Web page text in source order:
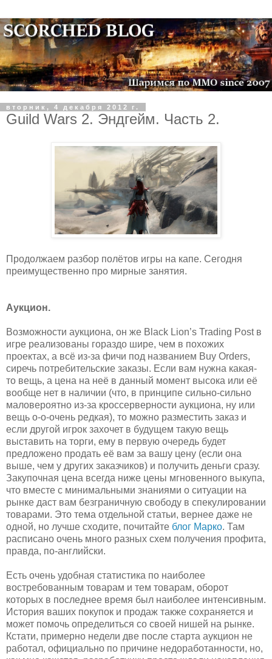
вторник, 4 декабря 2012 г.
Guild Wars 2. Эндгейм. Часть 2.
Продолжаем разбор полётов игры на капе. Сегодня
преимущественно про мирные занятия.
Аукцион.
Возможности аукциона, он же Black Lion’s Trading Post в
игре реализованы гораздо шире, чем в похожих
проектах, а всё из-за фичи под названием Buy Orders,
сиречь потребительские заказы. Если вам нужна какая-
то вещь, а цена на неё в данный момент высока или её
вообще нет в наличии (что, в принципе сильно-сильно
маловероятно из-за кроссерверности аукциона, ну или
вещь о-о-очень редкая), то можно разместить заказ и
если другой игрок захочет в будущем такую вещь
выставить на торги, ему в первую очередь будет
предложено продать её вам за вашу цену (если она
выше, чем у других заказчиков) и получить деньги сразу.
Закупочная цена всегда ниже цены мгновенного выкупа,
что вместе с минимальными знаниями о ситуации на
рынке даст вам безграничную свободу в спекулировании
товарами. Это тема отдельной статьи, вернее даже не
одной, но лучше сходите, почитайте блог Марко. Там
расписано очень много разных схем получения профита,
правда, по-английски.
Есть очень удобная статистика по наиболее
востребованным товарам и тем товарам, оборот
которых в последнее время был наиболее интенсивным.
История ваших покупок и продаж также сохраняется и
может помочь определиться со своей нишей на рынке.
Кстати, примерно недели две после старта аукцион не
работал, официально по причине недоработанности, но,